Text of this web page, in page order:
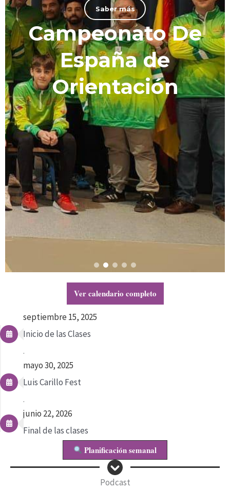
Saber más
Campeonato De
España de
Orientación
Ver calendario completo
septiembre 15, 2025
Inicio de las Clases
.
mayo 30, 2025
Luis Carillo Fest
.
junio 22, 2026
Final de las clases
Planificación semanal
Podcast